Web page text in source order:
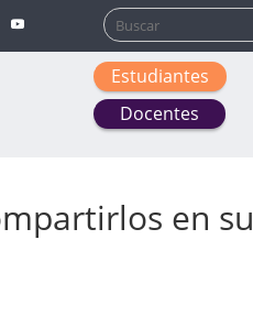
Buscar:
Estudiantes
Docentes
en su